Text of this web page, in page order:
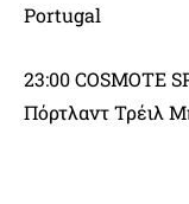
Portugal
23:00 COSMOTE
Πόρτλαντ Τρέιλ